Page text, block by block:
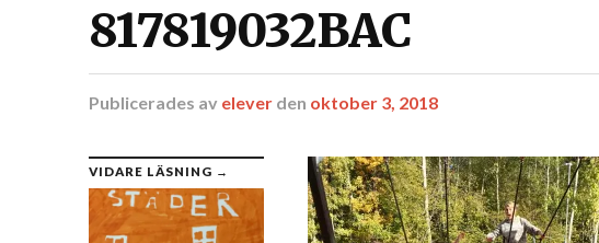
817819032BAC
Publicerades av elever den oktober 3, 2018
VIDARE LÄSNING →